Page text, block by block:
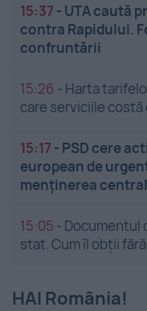
15:37 - UTA caută
contra Rapidului.
confruntării
15:26 - Harta
care serviciile costă
15:17 - PSD cere
european de
menținerea
15:05 - Documentul
stat. Cum îl obții
HAI România!